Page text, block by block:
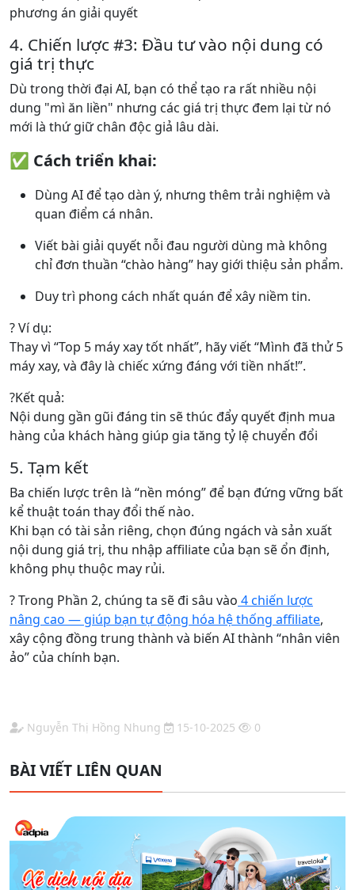
phương án giải quyết
4. Chiến lược #3: Đầu tư vào nội dung có
giá trị thực
Dù trong thời đại AI, bạn có thể tạo ra rất nhiều nội
dung "mì ăn liền" nhưng các giá trị thực đem lại từ nó
mới là thứ giữ chân độc giả lâu dài.
✅ Cách triển khai:
Dùng AI để tạo dàn ý, nhưng thêm trải nghiệm và
quan điểm cá nhân.
Viết bài giải quyết nỗi đau người dùng mà không
chỉ đơn thuần “chào hàng” hay giới thiệu sản phẩm.
Duy trì phong cách nhất quán để xây niềm tin.
? Ví dụ:
Thay vì “Top 5 máy xay tốt nhất”, hãy viết “Mình đã thử 5
máy xay, và đây là chiếc xứng đáng với tiền nhất!”.
?Kết quả:
Nội dung gần gũi đáng tin sẽ thúc đẩy quyết định mua
hàng của khách hàng giúp gia tăng tỷ lệ chuyển đổi
5. Tạm kết
Ba chiến lược trên là “nền móng” để bạn đứng vững bất
kể thuật toán thay đổi thế nào.
Khi bạn có tài sản riêng, chọn đúng ngách và sản xuất
nội dung giá trị, thu nhập affiliate của bạn sẽ ổn định,
không phụ thuộc may rủi.
? Trong Phần 2, chúng ta sẽ đi sâu vào 4 chiến lược
nâng cao — giúp bạn tự động hóa hệ thống affiliate,
xây cộng đồng trung thành và biến AI thành “nhân viên
ảo” của chính bạn.
Nguyễn Thị Hồng Nhung 15-10-2025 0
BÀI VIẾT LIÊN QUAN